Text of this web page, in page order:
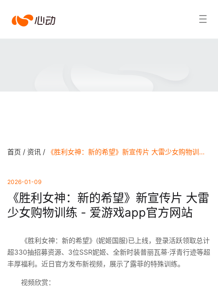
爱搜索结果
首页 / 资讯 / 《胜利女神：新的希望》新宣传片 大雷少女购物训练 - 爱游戏app官方网站
2026-01-09
《胜利女神：新的希望》新宣传片 大雷
少女购物训练 - 爱游戏app官方网站
《胜利女神：新的希望》(妮姬国服)已上线，登录活跃领取总计
超330抽招募资源、3位SSR妮姬、全新时装普丽瓦蒂·浮青行迹等超
丰厚福利。近日官方发布新视频，展示了露菲的特殊训练。
视频欣赏：